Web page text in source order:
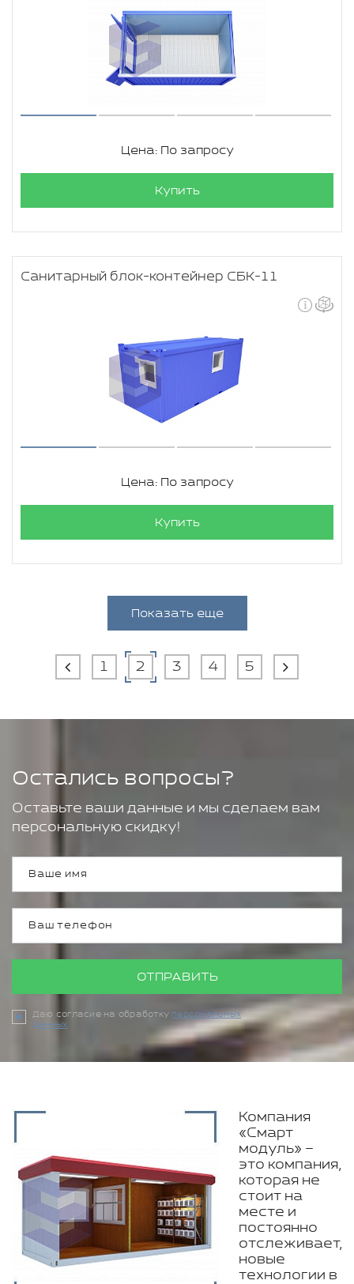
Цена: По запросу
Купить
Санитарный блок-контейнер СБК-11
Цена: По запросу
Купить
Показать еще
1 2 3 4 5
Остались вопросы?
Оставьте ваши данные и мы сделаем вам
персональную скидку!
ОТПРАВИТЬ
Даю согласие на обработку персональных
данных
Компания
«Смарт
модуль» –
это компания,
которая не
стоит на
месте и
постоянно
отслеживает,
новые
технологии в